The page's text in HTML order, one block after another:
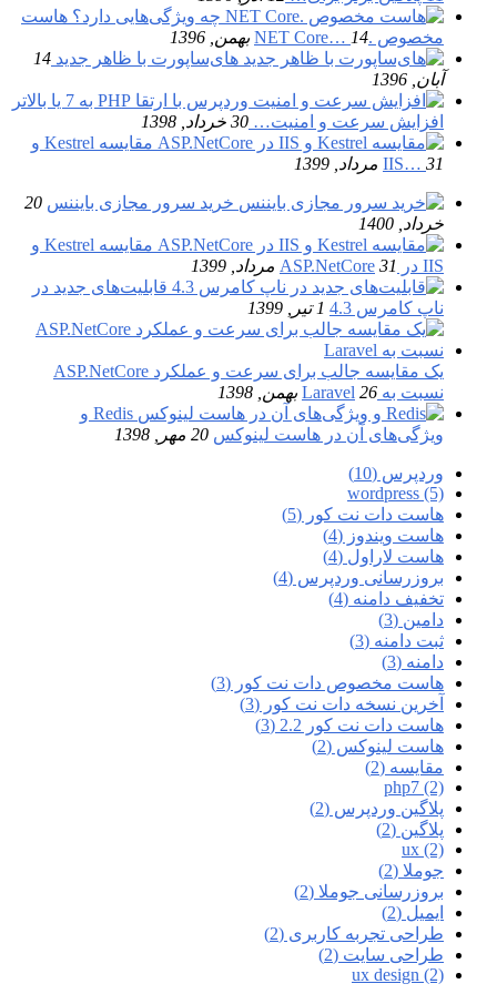
هاست
مخصوص .NET Core…14 بهمن, 1396
های‌ساپورت با ظاهر جدید 14
آبان, 1396
افزایش سرعت و امنیت… 30 خرداد, 1398
مقایسه Kestrel و
IIS… 31 مرداد, 1399
خرید سرور مجازی بایننس 20
خرداد, 1400
مقایسه Kestrel و
IIS در ASP.NetCore
31 مرداد, 1399
قابلیت‌های جدید در
ناپ کامرس 4.3
1 تیر, 1399
یک مقایسه جالب برای سرعت و عملکرد ASP.NetCore
نسبت به Laravel 26 بهمن, 1398
Redis و
ویژگی‌های آن در هاست لینوکس 20 مهر, 1398
وردپرس (10)
wordpress (5)
هاست دات نت کور (5)
هاست ویندوز (4)
هاست لاراول (4)
بروزرسانی وردپرس (4)
تخفیف دامنه (4)
دامین (3)
ثبت دامنه (3)
دامنه (3)
هاست مخصوص دات نت کور (3)
آخرین نسخه دات نت کور (3)
هاست دات نت کور 2.2 (3)
هاست لینوکس (2)
مقایسه (2)
php7 (2)
پلاگین وردپرس (2)
پلاگین (2)
ux (2)
جوملا (2)
بروزرسانی جوملا (2)
ایمیل (2)
طراحی تجربه کاربری (2)
طراحی سایت (2)
ux design (2)